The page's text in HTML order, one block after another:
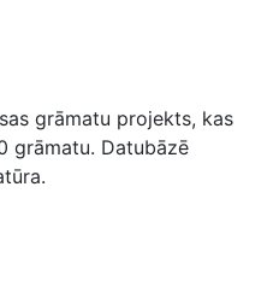
grāmatu projekts, kas
grāmatu. Datubāzē